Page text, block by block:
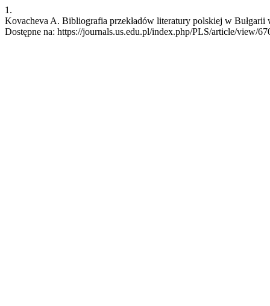
1.
Kovacheva A. Bibliografia przekładów literatury polskiej w
Dostępne na: https://journals.us.edu.pl/index.php/PLS/article/view/